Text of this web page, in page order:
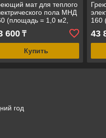
мат для теплого
пола МНД
(площадь = 1,0 м2,
= 160 Вт)
600₸
Купить
160
43
год